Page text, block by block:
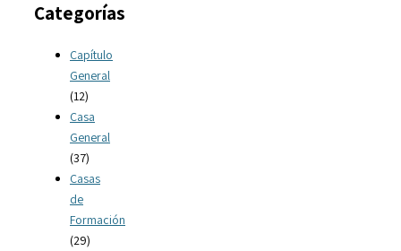
Categorías
Capítulo
General
(12)
Casa
General
(37)
Casas
de
Formación
(29)